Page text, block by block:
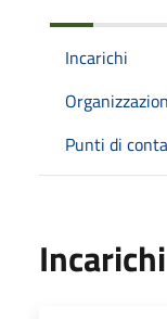
Incarichi
Punti di
Incarichi